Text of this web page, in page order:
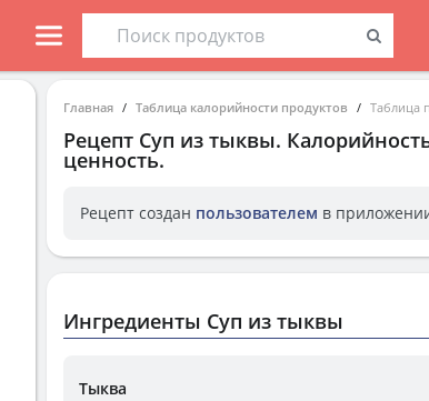
Главная Таблица калорийности продуктов Таблица
Рецепт Суп из тыквы.
ценность.
Рецепт создан пользователем в
Ингредиенты Суп из тыквы
Тыква